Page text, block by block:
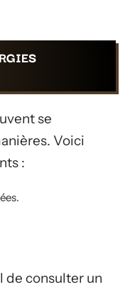
se
Voici
:
de consulter un